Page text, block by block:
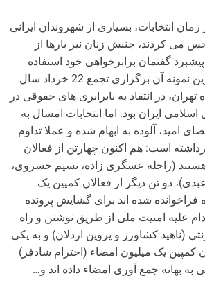
انتخابات، بسیاری از شهروندان ایرانی
می کردند، جنبش زنان نیز بارها از
گفتمان برابرخواهی خود استفاده
کرده است که عالی ترین نمونه آن برگزاری تجمع 22 خرداد سال
تهران، در انتقاد به نابرابری های حقوقی در
ایران بود. اما انتخابات امسال به
امید، آلوده به ابهام شده و عملا تداوم
است: هم اکنون چهارتن از فعالان
هستند (راحله عسگری زاده، نسیم خسروی،
دو تن دیگر از فعالان کمپین یک
فراخوانده شده اند برای گشایش پرونده
علیه امنیت ملی از طریق نوشتن و راه
(ناهید کشاورز و پروین اردلان) و به یکی
کمپین یک میلیون امضاء (احترام شادفر)